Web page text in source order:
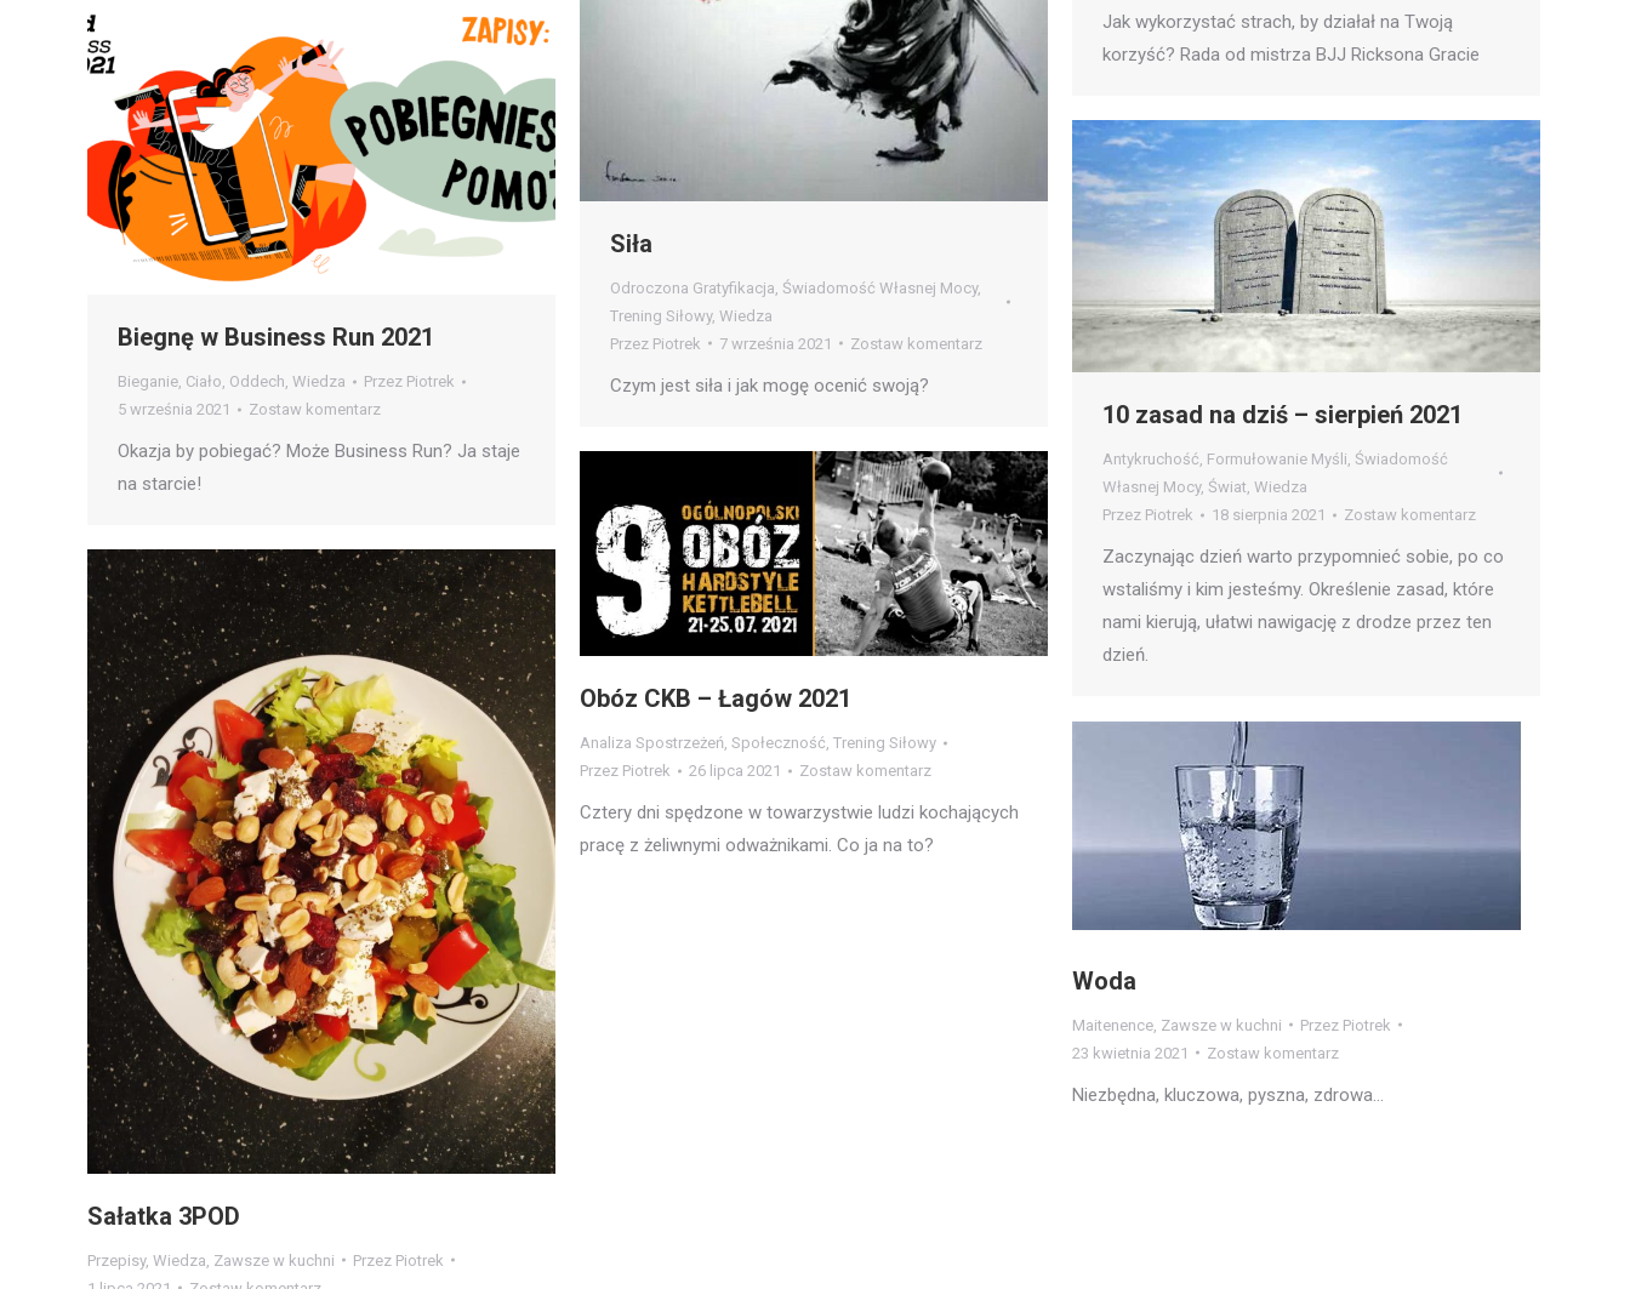
Jak wykorzystać strach, by działał na Twoją
korzyść? Rada od mistrza BJJ Ricksona Gracie
Siła
Odroczona Gratyfikacja Świadomość Własnej Mocy,
Trening Siłowy, Wiedza
Przez Piotrek 7 września 2021 Zostaw komentarz
Czym jest siła i jak mogę ocenić swoją?
Biegnę w Business Run 2021
Bieganie, Ciało, Oddech, Wiedza Przez Piotrek
5 września 2021
Zostaw komentarz
Okazja by pobiegać? Może Business Run? Ja staje
na starcie!
10 zasad na dziś – sierpień 2021
Antykruchość, Formułowanie Myśli, Świadomość
Własnej Mocy, Świat, Wiedza
Przez Piotrek 18 sierpnia 2021 Zostaw komentarz
Zaczynając dzień warto przypomnieć sobie, po co
wstaliśmy i kim jesteśmy. Określenie zasad, które
nami kierują, ułatwi nawigację z drodze przez ten
dzień.
Obóz CKB – Łagów 2021
Analiza Spostrzeżeń, Społeczność, Trening Siłowy
Przez Piotrek 26 lipca 2021 Zostaw komentarz
Cztery dni spędzone w towarzystwie ludzi kochających
pracę z żeliwnymi odważnikami. Co ja na to?
Sałatka 3POD
Przepisy, Wiedza Zawsze w kuchni Przez Piotrek
Woda
Maitenence Zawsze w kuchni Przez Piotrek
23 kwietnia 2021
Zostaw komentarz
Niezbędna, kluczowa, pyszna, zdrowa…